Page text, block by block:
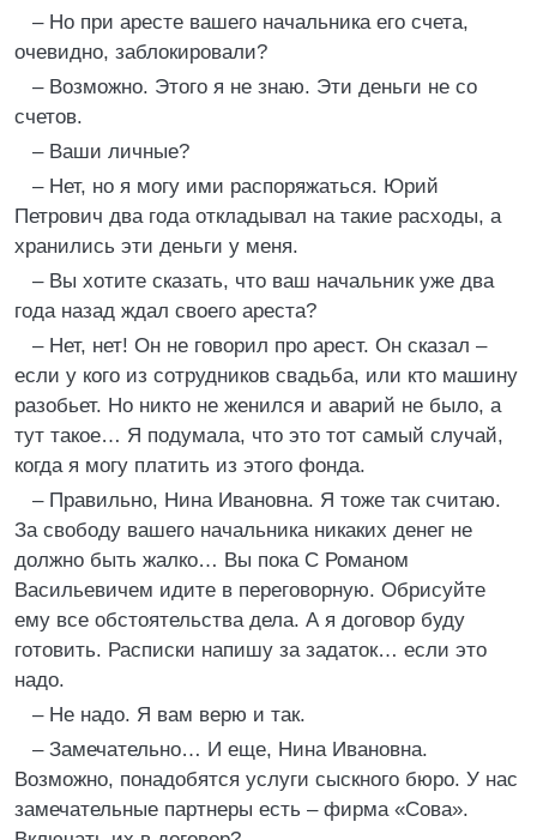
– Но при аресте вашего начальника его счета,
очевидно, заблокировали?
– Возможно. Этого я не знаю. Эти деньги не со
счетов.
– Ваши личные?
– Нет, но я могу ими распоряжаться. Юрий
Петрович два года откладывал на такие расходы, а
хранились эти деньги у меня.
– Вы хотите сказать, что ваш начальник уже два
года назад ждал своего ареста?
– Нет, нет! Он не говорил про арест. Он сказал –
если у кого из сотрудников свадьба, или кто машину
разобьет. Но никто не женился и аварий не было, а
тут такое… Я подумала, что это тот самый случай,
когда я могу платить из этого фонда.
– Правильно, Нина Ивановна. Я тоже так считаю.
За свободу вашего начальника никаких денег не
должно быть жалко… Вы пока С Романом
Васильевичем идите в переговорную. Обрисуйте
ему все обстоятельства дела. А я договор буду
готовить. Расписки напишу за задаток… если это
надо.
– Не надо. Я вам верю и так.
– Замечательно… И еще, Нина Ивановна.
Возможно, понадобятся услуги сыскного бюро. У нас
замечательные партнеры есть – фирма «Сова».